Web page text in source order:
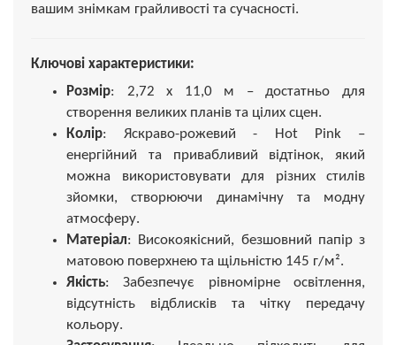
вашим знімкам грайливості та сучасності.
Ключові характеристики:
Розмір: 2,72 х 11,0 м – достатньо для
створення великих планів та цілих сцен.
Колір: Яскраво-рожевий - Hot Pink –
енергійний та привабливий відтінок, який
можна використовувати для різних стилів
зйомки, створюючи динамічну та модну
атмосферу.
Матеріал: Високоякісний, безшовний папір з
матовою поверхнею та щільністю 145 г/м².
Якість: Забезпечує рівномірне освітлення,
відсутність відблисків та чітку передачу
кольору.